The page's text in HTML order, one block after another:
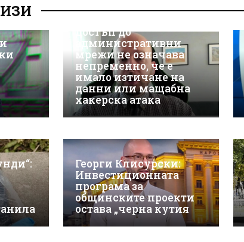
киберсигурност:
достъп до
административни
мрежи не означава
непременно, че е
имало изтичане на
данни или мащабна
хакерска атака
Георги Клисурски:
Инвестиционната
програма за
общинските проекти
остава „черна кутия